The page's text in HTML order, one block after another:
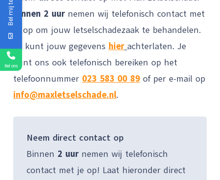
Binnen 2 uur nemen wij telefonisch contact met
je op om jouw letselschadezaak te behandelen.
Je kunt jouw gegevens hier achterlaten. Je
kunt ons ook telefonisch bereiken op het
telefoonnummer 023 583 00 89 of per e-mail op
info@maxletselschade.nl.
Neem direct contact op
Binnen 2 uur nemen wij telefonisch
contact met je op! Laat hieronder direct
Bel ons